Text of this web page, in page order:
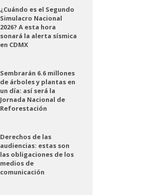
¿Cuándo es el Segundo
Simulacro Nacional
2026? A esta hora
sonará la alerta sísmica
en CDMX
Sembrarán 6.6 millones
de árboles y plantas en
un día: así será la
Jornada Nacional de
Reforestación
Derechos de las
audiencias: estas son
las obligaciones de los
medios de
comunicación